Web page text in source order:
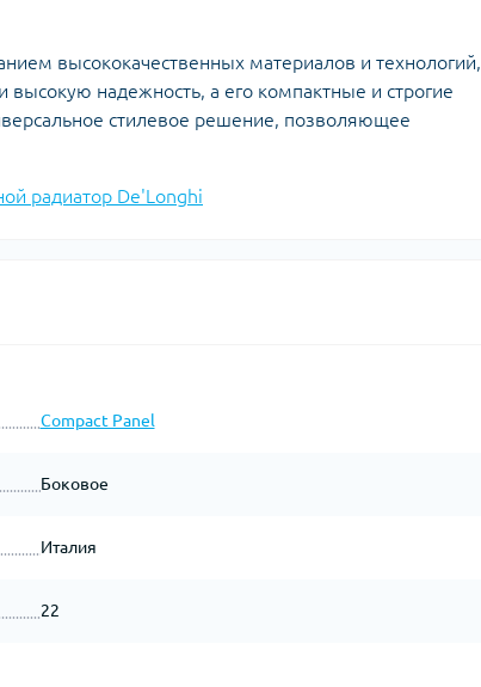
высококачественных материалов и технологий,
высокую надежность, а его компактные и строгие
стилевое решение, позволяющее
радиатор De'Longhi
Compact Panel
Боковое
Италия
22